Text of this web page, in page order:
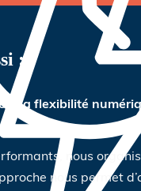
:
à la flexibilité
nous
nous permet